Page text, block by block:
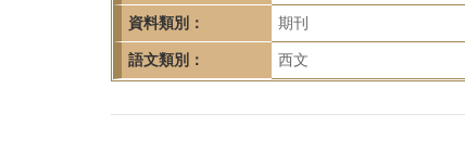
資料類別： 期刊
語文類別： 西文